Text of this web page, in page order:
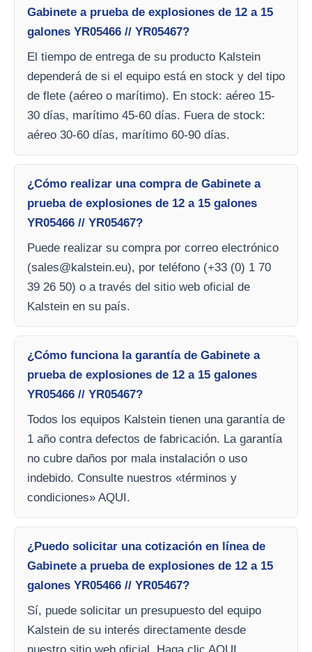
Gabinete a prueba de explosiones de 12 a 15
galones YR05466 // YR05467?
El tiempo de entrega de su producto Kalstein
dependerá de si el equipo está en stock y del tipo
de flete (aéreo o marítimo). En stock: aéreo 15-
30 días, marítimo 45-60 días. Fuera de stock:
aéreo 30-60 días, marítimo 60-90 días.
¿Cómo realizar una compra de Gabinete a
prueba de explosiones de 12 a 15 galones
YR05466 // YR05467?
Puede realizar su compra por correo electrónico
(sales@kalstein.eu), por teléfono (+33 (0) 1 70
39 26 50) o a través del sitio web oficial de
Kalstein en su país.
¿Cómo funciona la garantía de Gabinete a
prueba de explosiones de 12 a 15 galones
YR05466 // YR05467?
Todos los equipos Kalstein tienen una garantía de
1 año contra defectos de fabricación. La garantía
no cubre daños por mala instalación o uso
indebido. Consulte nuestros «términos y
condiciones» AQUI.
¿Puedo solicitar una cotización en línea de
Gabinete a prueba de explosiones de 12 a 15
galones YR05466 // YR05467?
Sí, puede solicitar un presupuesto del equipo
Kalstein de su interés directamente desde